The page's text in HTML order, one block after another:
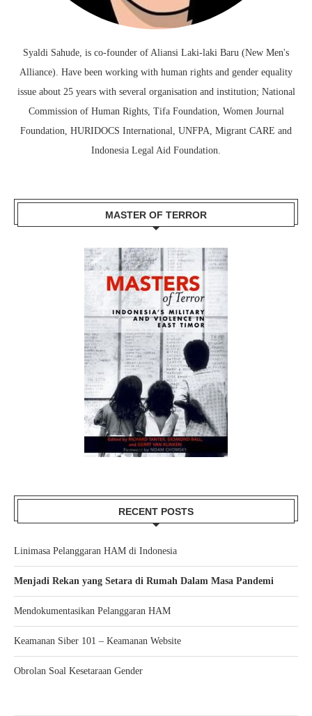
Syaldi Sahude, is co-founder of Aliansi Laki-laki Baru (New Men's
Alliance). Have been working with human rights and gender equality
issue about 25 years with several organisation and institution; National
Commission of Human Rights, Tifa Foundation, Women Journal
Foundation, HURIDOCS International, UNFPA, Migrant CARE and
Indonesia Legal Aid Foundation.
MASTER OF TERROR
RECENT POSTS
Linimasa Pelanggaran HAM di Indonesia
Menjadi Rekan yang Setara di Rumah Dalam Masa Pandemi
Mendokumentasikan Pelanggaran HAM
Keamanan Siber 101 – Keamanan Website
Obrolan Soal Kesetaraan Gender